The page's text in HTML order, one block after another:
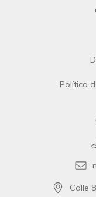
Política
Calle